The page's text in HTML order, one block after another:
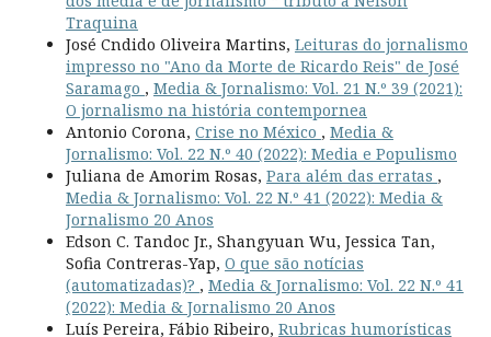
Traquina
José Cndido Oliveira Martins, Leituras do jornalismo
impresso no "Ano da Morte de Ricardo Reis" de José
Saramago , Media & Jornalismo: Vol. 21 N.º 39 (2021):
O jornalismo na história contempornea
Antonio Corona, Crise no México , Media &
Jornalismo: Vol. 22 N.º 40 (2022): Media e Populismo
Juliana de Amorim Rosas, Para além das erratas ,
Media & Jornalismo: Vol. 22 N.º 41 (2022): Media &
Jornalismo 20 Anos
Edson C. Tandoc Jr., Shangyuan Wu, Jessica Tan,
Sofia Contreras-Yap, O que são notícias
(automatizadas)? , Media & Jornalismo: Vol. 22 N.º 41
(2022): Media & Jornalismo 20 Anos
Luís Pereira, Fábio Ribeiro, Rubricas humorísticas